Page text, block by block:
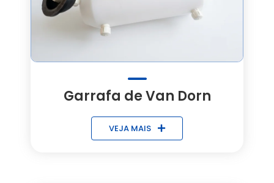
Garrafa de Van Dorn
VEJA MAIS